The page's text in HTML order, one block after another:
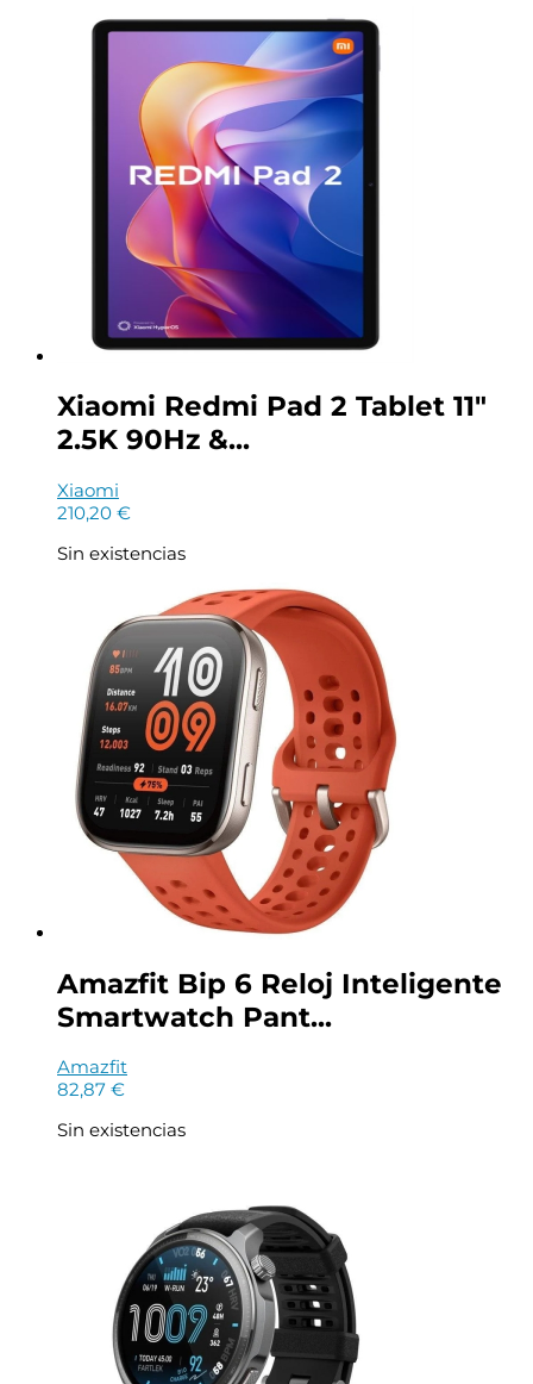
Xiaomi Redmi Pad 2 Tablet 11″
2.5K 90Hz &...
Xiaomi
210,20 €
Sin existencias
Amazfit Bip 6 Reloj Inteligente
Smartwatch Pant...
Amazfit
82,87 €
Sin existencias